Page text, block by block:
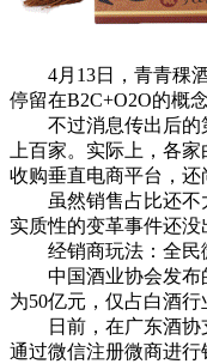
4月13日，青青稞酒
停留在B2C+O2O的概
不过消息传出后的第
上百家。实际上，各
收购垂直电商平台，还
虽然销售占比还不大
实质性的变革事件还没
经销商玩法：全民
中国酒业协会发布的
为50亿元，仅占白酒
日前，在广东酒协支
通过微信注册微商进